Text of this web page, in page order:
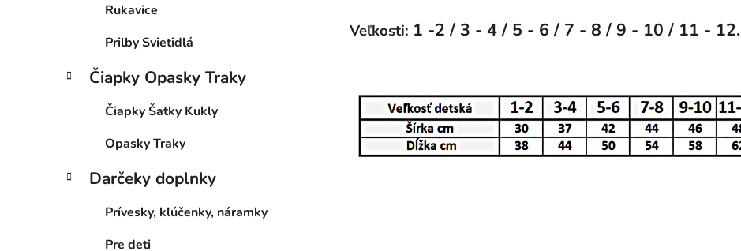
Rukavice
Prilby Svietidlá
Čiapky Opasky Traky
Čiapky Šatky Kukly
Opasky Traky
Darčeky doplnky
Prívesky, kľúčenky, náramky
Pre deti
Veľkosti: 1 -2 / 3 - 4 / 5 - 6 / 7 - 8 / 9 - 10 / 11 - 12.